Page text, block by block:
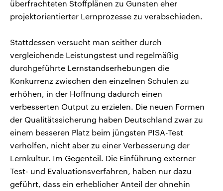
überfrachteten Stoffplänen zu Gunsten eher
projektorientierter Lernprozesse zu verabschieden.
Stattdessen versucht man seither durch
vergleichende Leistungstest und regelmäßig
durchgeführte Lernstandserhebungen die
Konkurrenz zwischen den einzelnen Schulen zu
erhöhen, in der Hoffnung dadurch einen
verbesserten Output zu erzielen. Die neuen Formen
der Qualitätssicherung haben Deutschland zwar zu
einem besseren Platz beim jüngsten PISA-Test
verholfen, nicht aber zu einer Verbesserung der
Lernkultur. Im Gegenteil. Die Einführung externer
Test- und Evaluationsverfahren, haben nur dazu
geführt, dass ein erheblicher Anteil der ohnehin